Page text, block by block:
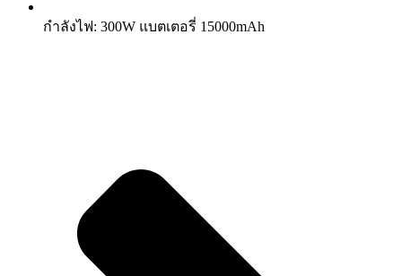
กำลังไฟ: 300W แบตเตอรี่ 15000mAh